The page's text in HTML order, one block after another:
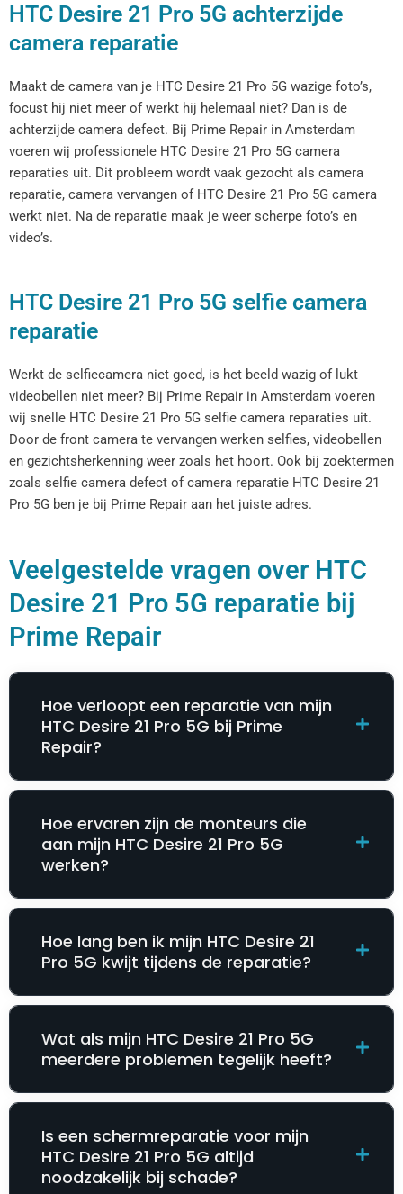
HTC Desire 21 Pro 5G achterzijde
camera reparatie
Maakt de camera van je HTC Desire 21 Pro 5G wazige foto’s,
focust hij niet meer of werkt hij helemaal niet? Dan is de
achterzijde camera defect. Bij Prime Repair in Amsterdam
voeren wij professionele HTC Desire 21 Pro 5G camera
reparaties uit. Dit probleem wordt vaak gezocht als camera
reparatie, camera vervangen of HTC Desire 21 Pro 5G camera
werkt niet. Na de reparatie maak je weer scherpe foto’s en
video’s.
HTC Desire 21 Pro 5G selfie camera
reparatie
Werkt de selfiecamera niet goed, is het beeld wazig of lukt
videobellen niet meer? Bij Prime Repair in Amsterdam voeren
wij snelle HTC Desire 21 Pro 5G selfie camera reparaties uit.
Door de front camera te vervangen werken selfies, videobellen
en gezichtsherkenning weer zoals het hoort. Ook bij zoektermen
zoals selfie camera defect of camera reparatie HTC Desire 21
Pro 5G ben je bij Prime Repair aan het juiste adres.
Veelgestelde vragen over HTC
Desire 21 Pro 5G reparatie bij
Prime Repair
Hoe verloopt een reparatie van mijn
HTC Desire 21 Pro 5G bij Prime
Repair?
Hoe ervaren zijn de monteurs die
aan mijn HTC Desire 21 Pro 5G
werken?
Hoe lang ben ik mijn HTC Desire 21
Pro 5G kwijt tijdens de reparatie?
Wat als mijn HTC Desire 21 Pro 5G
meerdere problemen tegelijk heeft?
Is een schermreparatie voor mijn
HTC Desire 21 Pro 5G altijd
noodzakelijk bij schade?